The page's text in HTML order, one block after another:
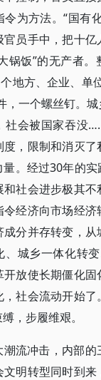
为方法。“国有
员手中，把十
饭”的无产者。
地方、企业、单
，一个螺丝钉。
社会被国家吞没
，限制和消灭了
。经过30年的
社会进步极其不
令经济向市场经
分并存转变，从
、城乡一体化转
放使长期僵化固
社会流动开始
，步履维艰。
流冲击，内部
文明转型同时到来